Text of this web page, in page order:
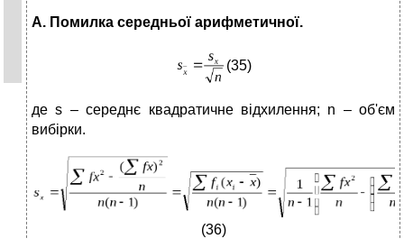
А. Помилка середньої арифметичної.
(35)
де s – середнє квадратичне відхилення; n – об'єм
вибірки.
(36)